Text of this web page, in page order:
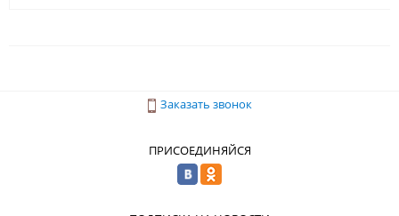
Заказать звонок
ПРИСОЕДИНЯЙСЯ